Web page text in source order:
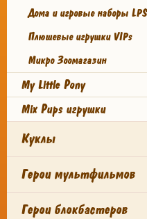
Дома и игровые наборы LPS
Плюшевые игрушки VIPs
Микро Зоомагазин
My Little Pony
Mix Pups игрушки
Куклы
Герои мультфильмов
Герои блокбастеров